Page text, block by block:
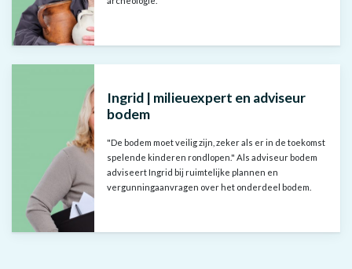
Ingrid | milieuexpert en adviseur
bodem
"De bodem moet veilig zijn, zeker als er in de toekomst
spelende kinderen rondlopen." Als adviseur bodem
adviseert Ingrid bij ruimtelijke plannen en
vergunningaanvragen over het onderdeel bodem.